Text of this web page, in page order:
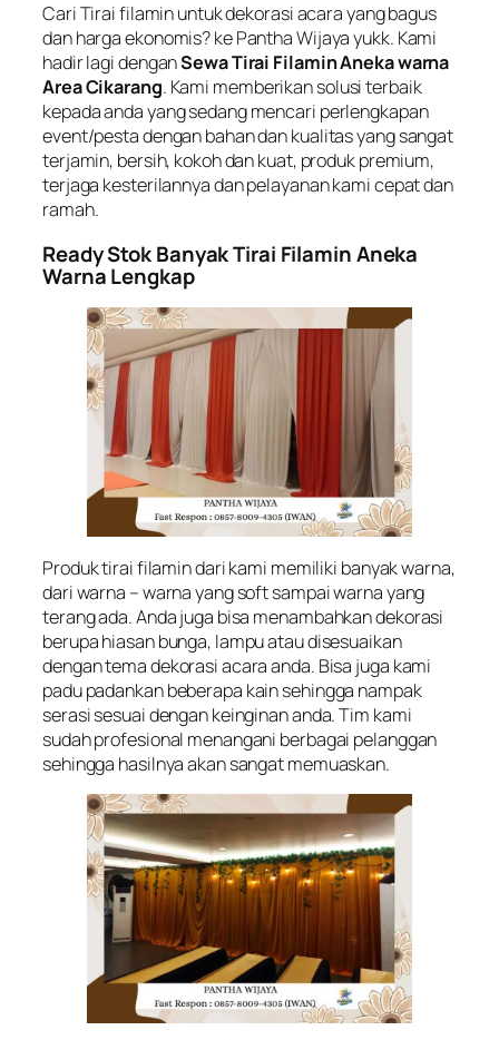
Cari Tirai filamin untuk dekorasi acara yang bagus
dan harga ekonomis? ke Pantha Wijaya yukk. Kami
hadir lagi denganSewa Tirai Filamin Aneka warna
Area Cikarang. Kami memberikan solusi terbaik
kepada anda yang sedang mencari perlengkapan
event/pesta dengan bahan dan kualitas yang sangat
terjamin, bersih, kokoh dan kuat, produk premium,
terjaga kesterilannya dan pelayanan kami cepat dan
ramah.
Ready Stok Banyak Tirai Filamin Aneka
Warna Lengkap
Produk tirai filamin dari kami memiliki banyak warna,
dari warna – warna yang soft sampai warna yang
terang ada. Anda juga bisa menambahkan dekorasi
berupa hiasan bunga, lampu atau disesuaikan
dengan tema dekorasi acara anda. Bisa juga kami
padu padankan beberapa kain sehingga nampak
serasi sesuai dengan keinginan anda. Tim kami
sudah profesional menangani berbagai pelanggan
sehingga hasilnya akan sangat memuaskan.